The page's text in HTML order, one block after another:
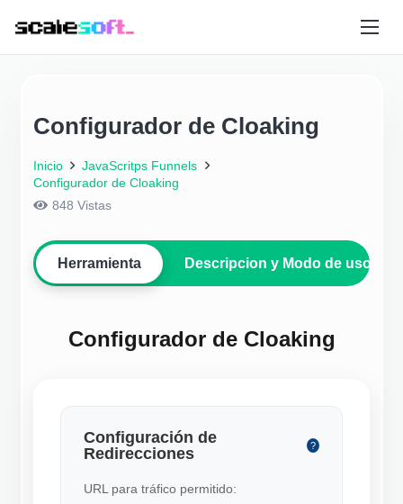
Configurador de Cloaking
Inicio
JavaScritps Funnels
Configurador de Cloaking
848 Vistas
Herramienta Descripcion y Modo de uso
Configurador de Cloaking
Configuración de
Redirecciones
?
URL para tráfico permitido: